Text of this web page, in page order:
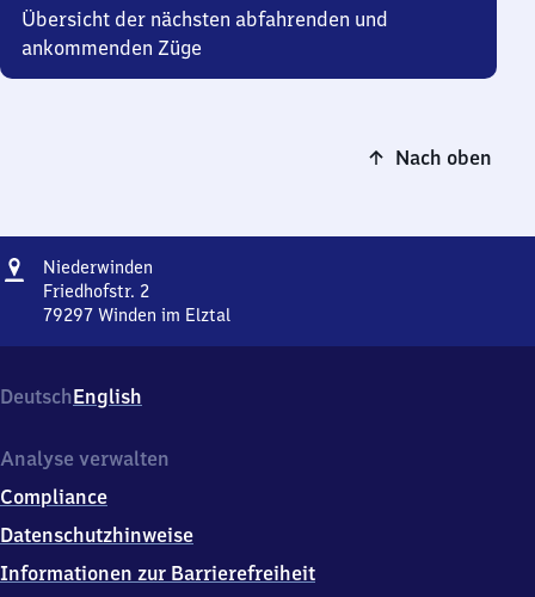
Übersicht der nächsten abfahrenden und
ankommenden Züge
Nach oben
Adresse
Niederwinden
Friedhofstr. 2
79297 Winden im Elztal
2,
7
2
7
Winden
Elztal
DeutschEnglish
Analyse verwalten
Compliance
Datenschutzhinweise
Informationen zur Barrierefreiheit